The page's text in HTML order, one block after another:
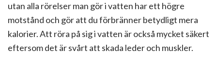
utan alla rörelser man gör i vatten har ett högre
motstånd och gör att du förbränner betydligt mera
kalorier. Att röra på sig i vatten är också mycket säkert
eftersom det är svårt att skada leder och muskler.